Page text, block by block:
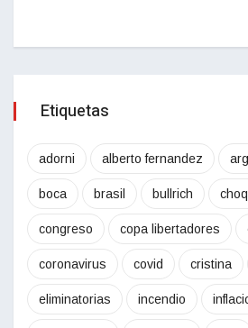
Etiquetas
adorni alberto fernandez
boca brasil bullrich
congreso copa libertadores
coronavirus covid cristina
eliminatorias incendio